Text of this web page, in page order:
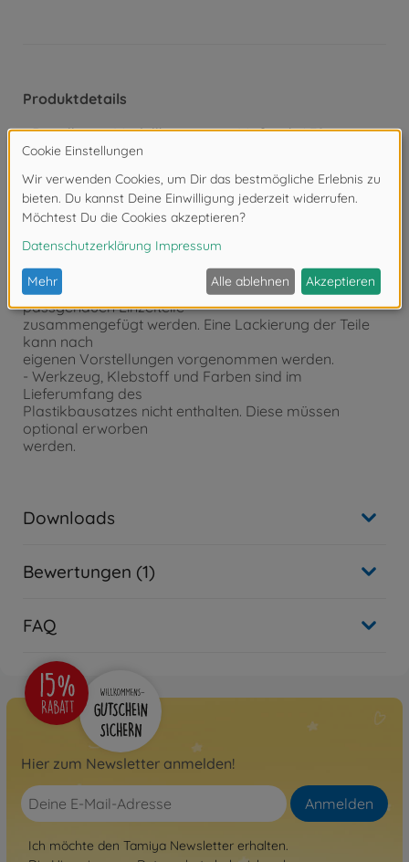
Produktdetails
- Detaillierter Modellbausatz im Maßstab 1:72
- Der qualitativ hochwertige Bausatz von TAMIYA
Eigenregie montiert werden.
- Der selbstständige Aufbau wird mithilfe einer Schritt
für Schritt
bzw. bebilderten Aufbauanleitung begleitet. Die
Aufbauanleitung
ist selbstverständlich im Lieferumfang enthalten.
- Auf Basis der Aufbauanleitung müssen die
passgenauen Einzelteile
zusammengefügt werden. Eine Lackierung der Teile
kann nach
eigenen Vorstellungen vorgenommen werden.
- Werkzeug, Klebstoff und Farben sind im
Lieferumfang des
Plastikbausatzes nicht enthalten. Diese müssen
optional erworben
werden.
Downloads
Bewertungen (1)
FAQ
Hier zum Newsletter anmelden!
Anmelden
Ich möchte den Tamiya Newsletter erhalten.